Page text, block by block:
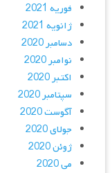
فوریه 2021
ژانویه 2021
دسامبر 2020
نوامبر 2020
اکتبر 2020
سپتامبر 2020
آگوست 2020
جولای 2020
ژوئن 2020
می 2020